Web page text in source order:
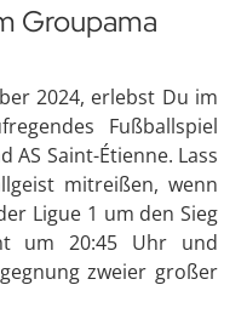
Groupama
2024, erlebst Du im
Fußballspiel
AS Saint-Étienne. Lass
mitreißen, wenn
Ligue 1 um den Sieg
um 20:45 Uhr und
zweier großer